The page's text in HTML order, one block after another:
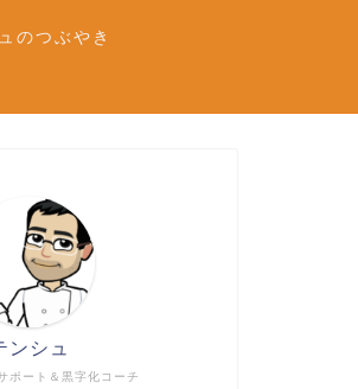
のつぶやき
ポート＆黒字化コーチ
ンシュ